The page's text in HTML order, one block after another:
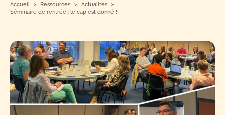
Accueil Ressources
Actualités
Séminaire de rentrée : le cap est donné !